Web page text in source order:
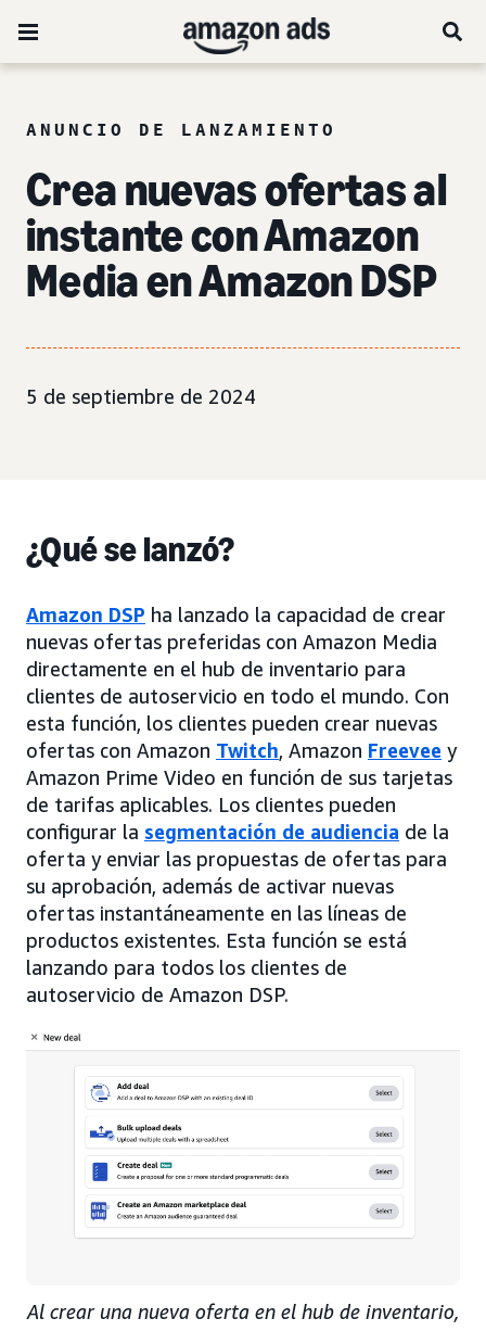
ANUNCIO DE LANZAMIENTO
Crea nuevas ofertas al
instante con Amazon
Media en Amazon DSP
5 de septiembre de 2024
¿Qué se lanzó?
Amazon DSP ha lanzado la capacidad de crear
nuevas ofertas preferidas con Amazon Media
directamente en el hub de inventario para
clientes de autoservicio en todo el mundo. Con
esta función, los clientes pueden crear nuevas
ofertas con Amazon Twitch, Amazon Freevee y
Amazon Prime Video en función de sus tarjetas
de tarifas aplicables. Los clientes pueden
configurar la segmentación de audiencia de la
oferta y enviar las propuestas de ofertas para
su aprobación, además de activar nuevas
ofertas instantáneamente en las líneas de
productos existentes. Esta función se está
lanzando para todos los clientes de
autoservicio de Amazon DSP.
Al crear una nueva oferta en el hub de inventario,